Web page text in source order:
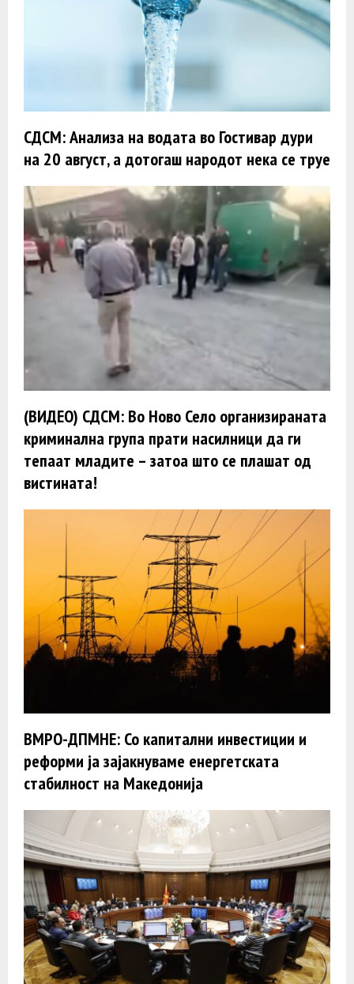
СДСМ: Анализа на водата во Гостивар дури
на 20 август, а дотогаш народот нека се труе
(ВИДЕО) СДСМ: Во Ново Село организираната
криминална група прати насилници да ги
тепаат младите – затоа што се плашат од
вистината!
ВМРО-ДПМНЕ: Со капитални инвестиции и
реформи ја зајакнуваме енергетската
стабилност на Македонија